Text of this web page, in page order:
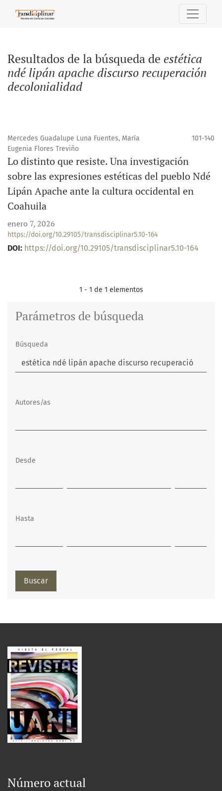
Resultados de la búsqueda de estética
ndé lipán apache discurso recuperación
decolonialidad
Mercedes Guadalupe Luna Fuentes, María
Eugenia Flores Treviño
101-140
Lo distinto que resiste. Una investigación
sobre las expresiones estéticas del pueblo Ndé
Lipán Apache ante la cultura occidental en
Coahuila
enero 7, 2026
https://doi.org/10.29105/transdisciplinar5.10-164
DOI: https://doi.org/10.29105/transdisciplinar5.10-164
1 - 1 de 1 elementos
Parámetros de búsqueda
Búsqueda
Autores/as
Desde
Hasta
Buscar
Número actual